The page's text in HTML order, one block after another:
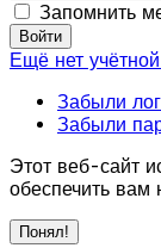
Запомнить
Войти
Ещё нет
Забыли
Забыли
Этот веб-сайт
обеспечить
Понял!